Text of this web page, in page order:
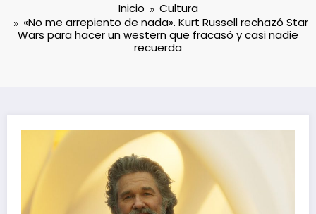
Inicio
Cultura
«No me arrepiento de nada». Kurt Russell rechazó Star
Wars para hacer un western que fracasó y casi nadie
recuerda